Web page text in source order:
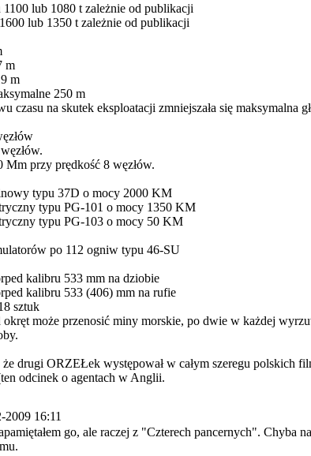
lub 1080 t zależnie od publikacji
lub 1350 t zależnie od publikacji
m
m
250 m
czasu na skutek eksploatacji zmniejszała się maksymalna
Mm przy prędkość 8 węzłów.
typu 37D o mocy 2000 KM
typu PG-101 o mocy 1350 KM
typu PG-103 o mocy 50 KM
po 112 ogniw typu 46-SU
kalibru 533 mm na dziobie
kalibru 533 (406) mm na rufie
sztuk
okręt może przenosić miny morskie, po dwie w każdej
drugi ORZEŁek występował w całym szeregu polskich
odcinek o agentach w Anglii.
2009 16:11
go, ale raczej z "Czterech pancernych". Chyba